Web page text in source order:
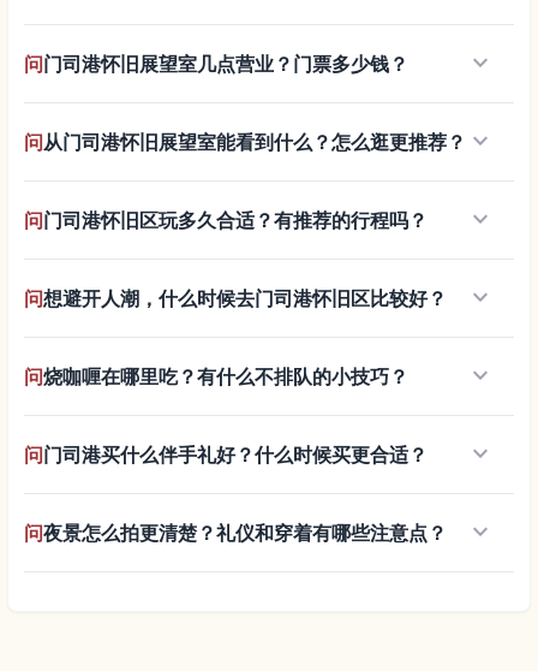
问门司港怀旧展望室几点营业？门票多少钱？ keyboard_arrow_down
问从门司港怀旧展望室能看到什么？怎么逛更推荐？ keyboard_arrow_down
问门司港怀旧区玩多久合适？有推荐的行程吗？ keyboard_arrow_down
问想避开人潮，什么时候去门司港怀旧区比较好？ keyboard_arrow_down
问烧咖喱在哪里吃？有什么不排队的小技巧？ keyboard_arrow_down
问门司港买什么伴手礼好？什么时候买更合适？ keyboard_arrow_down
问夜景怎么拍更清楚？礼仪和穿着有哪些注意点？ keyboard_arrow_down